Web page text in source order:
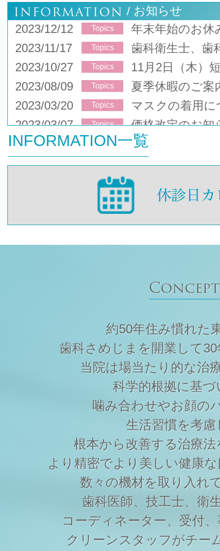
INFORMATION / お知らせ
2023/12/12
Topics
年末年始のお休
2023/11/17
Topics
歯科衛生士、歯
2023/10/27
Topics
11月2日（木）
2023/08/09
Topics
夏季休暇のご案
2023/03/20
Topics
マスクの着用に
2023/03/07
Topics 価格改定のお知
INFORMATION一覧
Concept
約50年住み慣れた
歯科さめじまを開業して
当院は場当たり的な治
科学的根拠に基づ
噛み合わせやお顔の
生活習慣を考慮
根本から改善する治療
より精密でより美しい健康
数々の機材を取り入れ
歯科医師、技工士、衛
コーディネーター、受付
クリーンスタッフがチー